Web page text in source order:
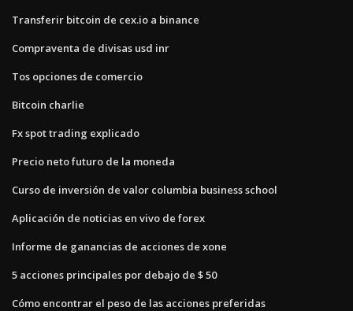
Transferir bitcoin de cex.io a binance
Compraventa de divisas usd inr
Tos opciones de comercio
Bitcoin charlie
Fx spot trading explicado
Precio neto futuro de la moneda
Curso de inversión de valor columbia business school
Aplicación de noticias en vivo de forex
Informe de ganancias de acciones de xone
5 acciones principales por debajo de $ 50
Cómo encontrar el peso de las acciones preferidas